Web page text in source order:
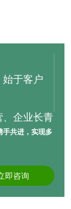
始于客户
企业长青
共进，实现多
即咨询